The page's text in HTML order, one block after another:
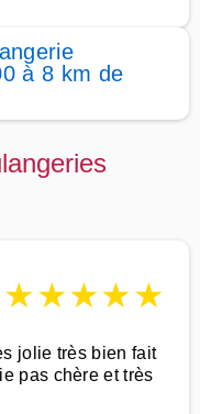
à 8 km de
★★★★★
jolie très bien fait
pas chère et très